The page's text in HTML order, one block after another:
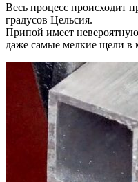
Весь процесс происходит
градусов Цельсия.
Припой имеет невероятную
даже самые мелкие щели в